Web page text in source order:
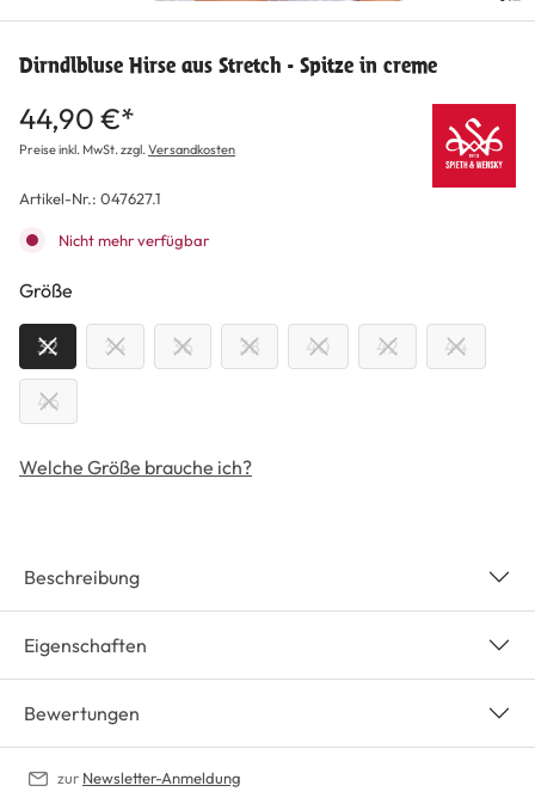
Dirndlbluse Hirse aus Stretch - Spitze in creme
44,90 €*
Preise inkl. MwSt. zzgl.Versandkosten
Artikel-Nr.: 047627.1
Nicht mehr verfügbar
Größe
32 34 36 38 40 42 44
46
Welche Größe brauche ich?
Beschreibung
Eigenschaften
Bewertungen
zur Newsletter-Anmeldung